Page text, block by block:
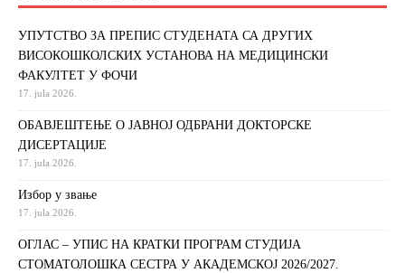
УПУТСТВО ЗА ПРЕПИС СТУДЕНАТА СА ДРУГИХ
ВИСОКОШКОЛСКИХ УСТАНОВА НА МЕДИЦИНСКИ
ФАКУЛТЕТ У ФОЧИ
17. jula 2026.
ОБАВЈЕШТЕЊЕ О ЈАВНОЈ ОДБРАНИ ДОКТОРСКЕ
ДИСЕРТАЦИЈЕ
17. jula 2026.
Избор у звање
17. jula 2026.
ОГЛАС – УПИС НА КРАТКИ ПРОГРАМ СТУДИЈА
СТОМАТОЛОШКА СЕСТРА У АКАДЕМСКОЈ 2026/2027.